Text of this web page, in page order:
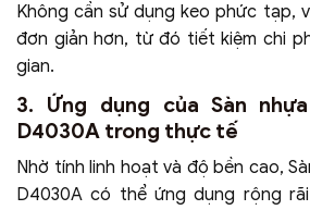
Không cần sử dụng keo phức tạp,
đơn giản hơn, từ đó tiết kiệm chi
gian.
3. Ứng dụng của Sàn
D4030A trong thực tế
Nhờ tính linh hoạt và độ bền cao,
D4030A có thể ứng dụng rộng